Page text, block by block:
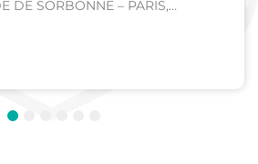
DE SORBONNE – PARIS,
4